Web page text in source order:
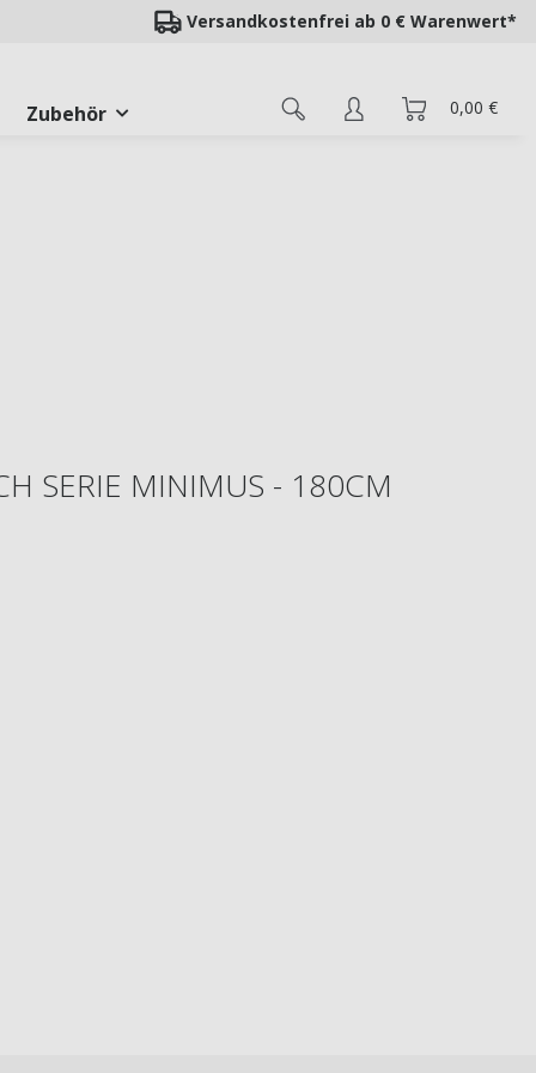
Versandkostenfrei ab 0 € Warenwert*
0,00 €
Zubehör
SERIE MINIMUS - 180CM